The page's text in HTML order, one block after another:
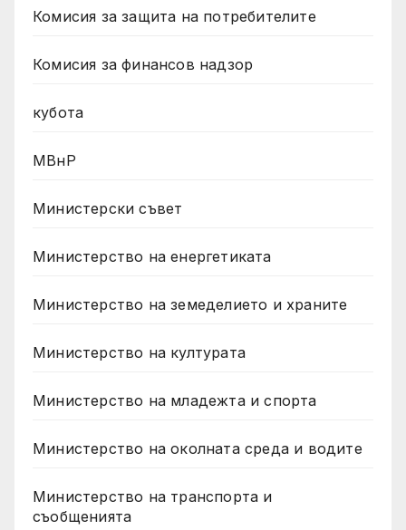
Комисия за защита на потребителите
Комисия за финансов надзор
кубота
МВнР
Министерски съвет
Министерство на енергетиката
Министерство на земеделието и храните
Министерство на културата
Министерство на младежта и спорта
Министерство на околната среда и водите
Министерство на транспорта и
съобщенията